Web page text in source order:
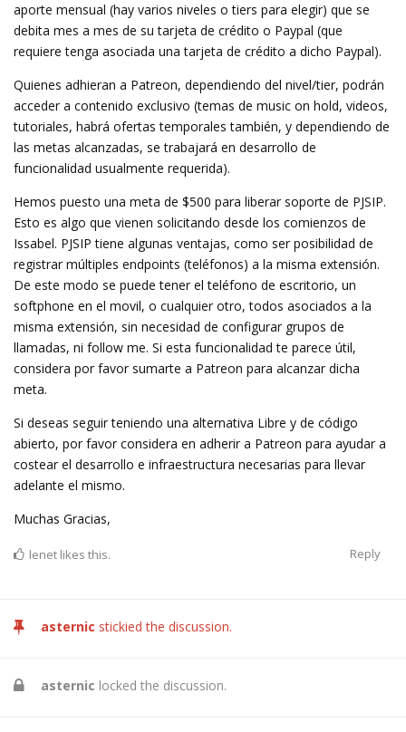
aporte mensual (hay varios niveles o tiers para elegir) que se
debita mes a mes de su tarjeta de crédito o Paypal (que
requiere tenga asociada una tarjeta de crédito a dicho Paypal).
Quienes adhieran a Patreon, dependiendo del nivel/tier, podrán
acceder a contenido exclusivo (temas de music on hold, videos,
tutoriales, habrá ofertas temporales también, y dependiendo de
las metas alcanzadas, se trabajará en desarrollo de
funcionalidad usualmente requerida).
Hemos puesto una meta de $500 para liberar soporte de PJSIP.
Esto es algo que vienen solicitando desde los comienzos de
Issabel. PJSIP tiene algunas ventajas, como ser posibilidad de
registrar múltiples endpoints (teléfonos) a la misma extensión.
De este modo se puede tener el teléfono de escritorio, un
softphone en el movil, o cualquier otro, todos asociados a la
misma extensión, sin necesidad de configurar grupos de
llamadas, ni follow me. Si esta funcionalidad te parece útil,
considera por favor sumarte a Patreon para alcanzar dicha
meta.
Si deseas seguir teniendo una alternativa Libre y de código
abierto, por favor considera en adherir a Patreon para ayudar a
costear el desarrollo e infraestructura necesarias para llevar
adelante el mismo.
Muchas Gracias,
Reply
lenet likes this.
asternic stickied the discussion.
asternic locked the discussion.